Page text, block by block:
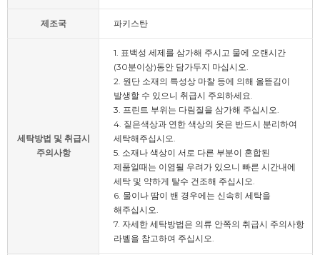
제조국 파키스탄
세탁방법 및 취급시
주의사항
1. 표백성 세제를 삼가해 주시고 물에 오랜시간
(30분이상)동안 담가두지 마십시오.
2. 원단 소재의 특성상 마찰 등에 의해 올뜯김이
발생할 수 있으니 취급시 주의하세요.
3. 프린트 부위는 다림질을 삼가해 주십시오.
4. 짙은색상과 연한 색상의 옷은 반드시 분리하여
세탁해주십시오.
5. 소재나 색상이 서로 다른 부분이 혼합된
제품일때는 이염될 우려가 있으니 빠른 시간내에
세탁 및 약하게 탈수 건조해 주십시오.
6. 물이나 땀이 밴 경우에는 신속히 세탁을
해주십시오.
7. 자세한 세탁방법은 의류 안쪽의 취급시 주의사항
라벨을 참고하여 주십시오.